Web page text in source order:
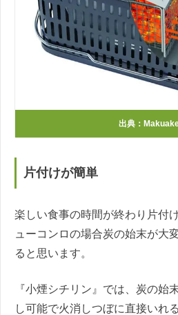
出典：
片付けが簡単
楽しい食事の時間が終わり片付
ューコンロの場合炭の始末が大
ると思います。
『小煙シチリン』では、炭の始
し可能で火消しつぼに直接いれ